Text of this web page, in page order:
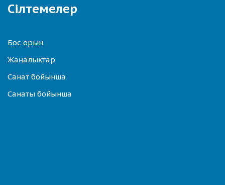
Сілтемелер
Бос орын
Жаңалықтар
Санат бойынша
Санаты бойынша